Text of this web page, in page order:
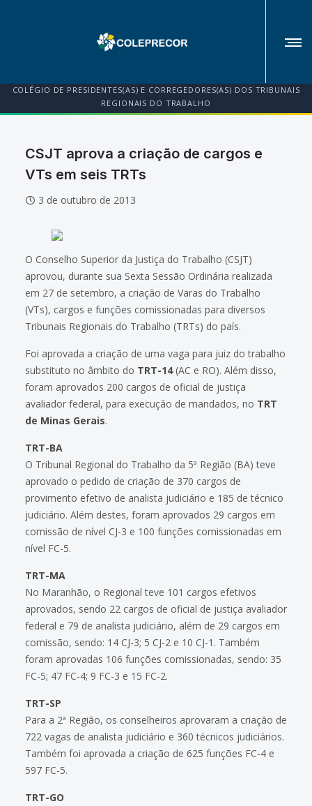
COLÉGIO DE PRESIDENTES(AS) E CORREGEDORES(AS) DOS TRIBUNAIS
REGIONAIS DO TRABALHO
CSJT aprova a criação de cargos e
VTs em seis TRTs
3 de outubro de 2013
O Conselho Superior da Justiça do Trabalho (CSJT)
aprovou, durante sua Sexta Sessão Ordinária realizada
em 27 de setembro, a criação de Varas do Trabalho
(VTs), cargos e funções comissionadas para diversos
Tribunais Regionais do Trabalho (TRTs) do país.
Foi aprovada a criação de uma vaga para juiz do trabalho
substituto no âmbito do TRT-14(AC e RO). Além disso,
foram aprovados 200 cargos de oficial de justiça
avaliador federal, para execução de mandados, no TRT
de Minas Gerais.
TRT-BA
O Tribunal Regional do Trabalho da 5ª Região (BA) teve
aprovado o pedido de criação de 370 cargos de
provimento efetivo de analista judiciário e 185 de técnico
judiciário. Além destes, foram aprovados 29 cargos em
comissão de nível CJ-3 e 100 funções comissionadas em
nível FC-5.
TRT-MA
No Maranhão, o Regional teve 101 cargos efetivos
aprovados, sendo 22 cargos de oficial de justiça avaliador
federal e 79 de analista judiciário, além de 29 cargos em
comissão, sendo: 14 CJ-3; 5 CJ-2 e 10 CJ-1. Também
foram aprovadas 106 funções comissionadas, sendo: 35
FC-5; 47 FC-4; 9 FC-3 e 15 FC-2.
TRT-SP
Para a 2ª Região, os conselheiros aprovaram a criação de
722 vagas de analista judiciário e 360 técnicos judiciários.
Também foi aprovada a criação de 625 funções FC-4 e
597 FC-5.
TRT-GO